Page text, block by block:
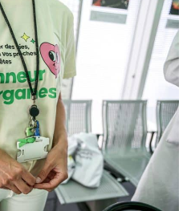
de 9,5 millions
l’installation de
du pôle régional de